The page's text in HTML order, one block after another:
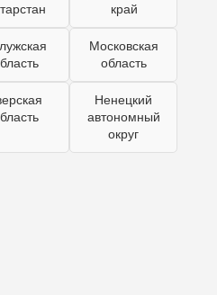
край
Московская
область
Ненецкий
автономный
округ